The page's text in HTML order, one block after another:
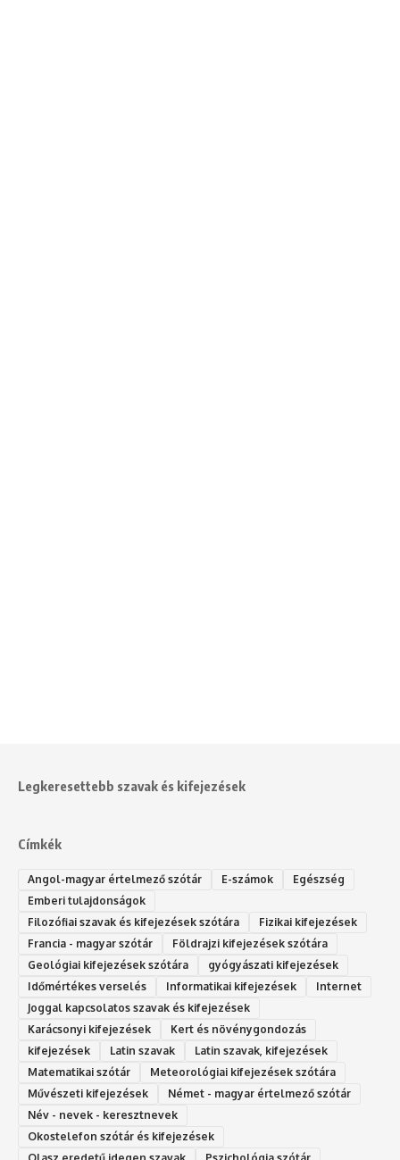
Legkeresettebb szavak és kifejezések
Címkék
Angol-magyar értelmező szótár E-számok
Egészség
Emberi tulajdonságok
Filozófiai szavak és kifejezések szótára
Fizikai kifejezések
Francia - magyar szótár
Földrajzi kifejezések szótára
Geológiai kifejezések szótára
gyógyászati kifejezések
Időmértékes verselés
Informatikai kifejezések
Internet
Joggal kapcsolatos szavak és kifejezések
Karácsonyi kifejezések
Kert és növénygondozás
kifejezések
Latin szavak
Latin szavak, kifejezések
Matematikai szótár
Meteorológiai kifejezések szótára
Művészeti kifejezések
Német - magyar értelmező szótár
Név - nevek - keresztnevek
Okostelefon szótár és kifejezések